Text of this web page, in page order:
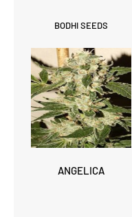
BODHI SEEDS
ANGELICA